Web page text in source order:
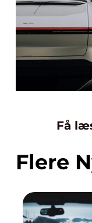
Få
Flere